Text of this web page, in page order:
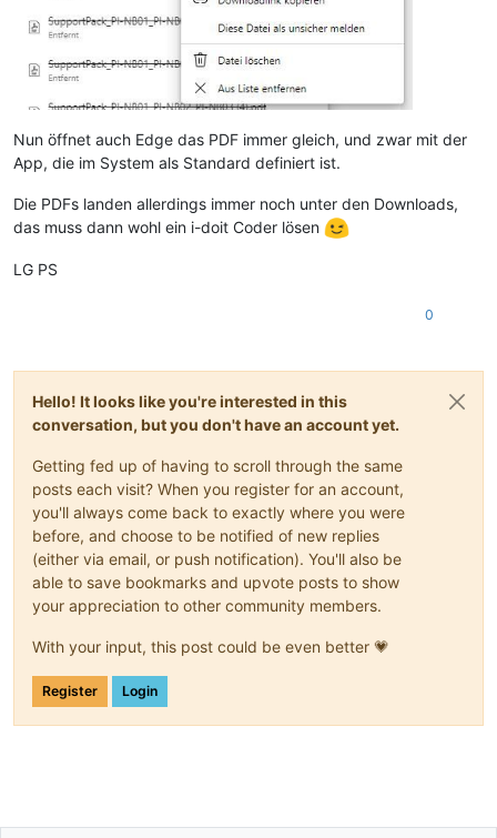
Nun öffnet auch Edge das PDF immer gleich, und zwar mit der
App, die im System als Standard definiert ist.
Die PDFs landen allerdings immer noch unter den Downloads,
das muss dann wohl ein i-doit Coder lösen
LG PS
0
Hello! It looks like you're interested in this
conversation, but you don't have an account yet.
Getting fed up of having to scroll through the same
posts each visit? When you register for an account,
you'll always come back to exactly where you were
before, and choose to be notified of new replies
(either via email, or push notification). You'll also be
able to save bookmarks and upvote posts to show
your appreciation to other community members.
With your input, this post could be even better 💗
Register Login